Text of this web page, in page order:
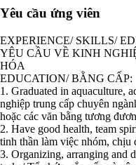
Yêu cầu ứng viên
EXPERIENCE/ SKILLS/
YÊU CẦU VỀ KINH
HÓA
EDUCATION/ BẰNG CẤP:
1. Graduated in aquaculture,
nghiệp trung cấp chuyên
hoặc các văn bằng tương
2. Have good health, team
tinh thần làm việc nhóm, chịu
3. Organizing, arranging and